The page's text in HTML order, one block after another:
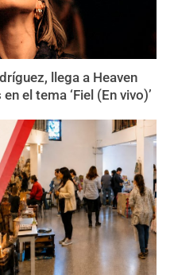
llega a Heaven
el tema ‘Fiel (En vivo)’